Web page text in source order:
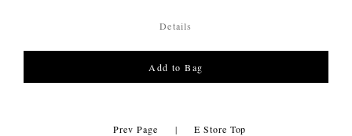
Details
Prev Page | E Store Top